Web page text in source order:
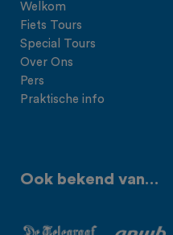
Welkom
Fiets Tours
Special Tours
Over Ons
Pers
Praktische info
Ook bekend van…